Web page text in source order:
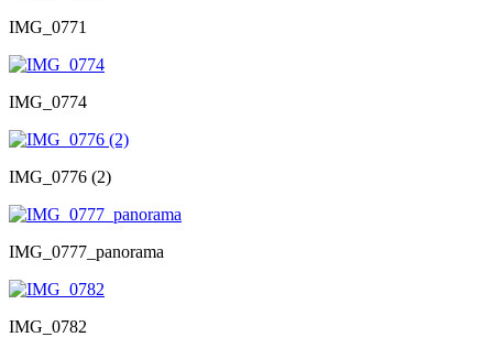
IMG_0771
IMG_0774
IMG_0776 (2)
IMG_0777_panorama
IMG_0782